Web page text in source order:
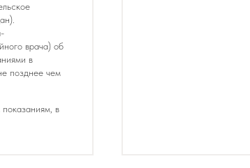
врача) об
в
позднее чем
в